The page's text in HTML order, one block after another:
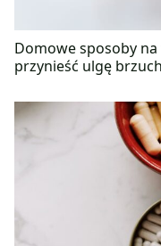
Domowe sposoby
przynieść ulgę